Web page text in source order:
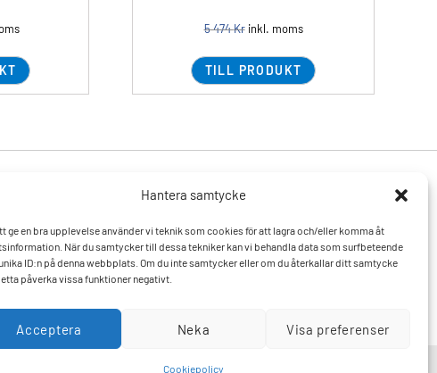
Hantera samtycke
ge en bra upplevelse använder vi teknik som cookies för att lagra och/eller komma åt
När du samtycker till dessa tekniker kan vi behandla data som surfbeteende
ID:n på denna webbplats. Om du inte samtycker eller om du återkallar ditt samtycke
påverka vissa funktioner negativt.
Acceptera Neka Visa preferenser
Cookiepolicy
5 474Krinkl. moms
TILL PRODUKT
Varumärken
Mitt konto
Vanliga frågor och svar
Kontakta oss
Hitta till oss